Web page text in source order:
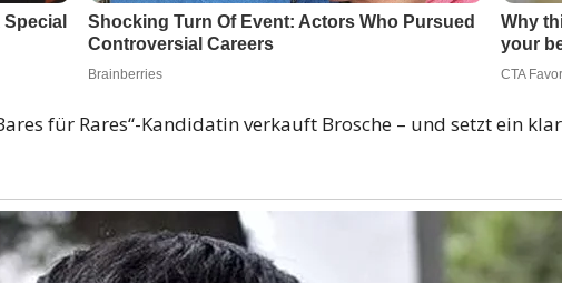
für Rares“-Kandidatin verkauft Brosche – und setzt ein